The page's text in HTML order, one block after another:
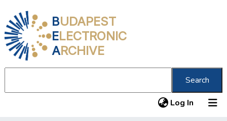
BUDAPEST
ELECTRONIC
ARCHIVE
Search
Log In (current)